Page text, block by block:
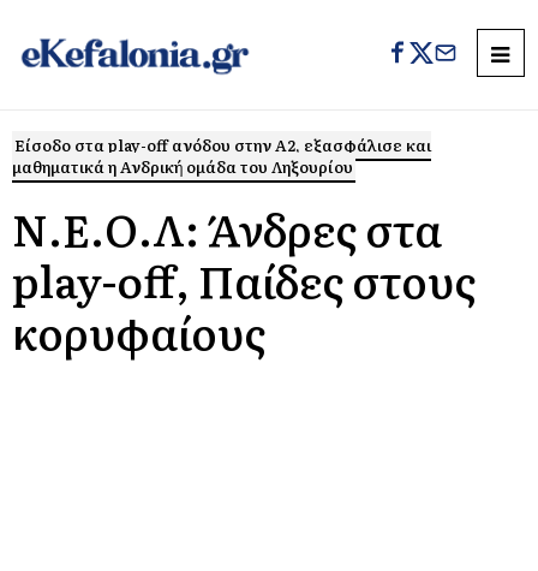
Είσοδο στα play-off ανόδου στην Α2, εξασφάλισε και
μαθηματικά η Ανδρική ομάδα του Ληξουρίου
Ν.Ε.Ο.Λ: Άνδρες στα
play-off, Παίδες στους
κορυφαίους